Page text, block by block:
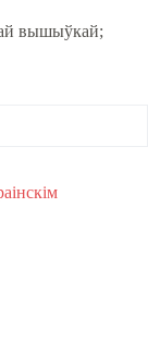
вышыўкай;